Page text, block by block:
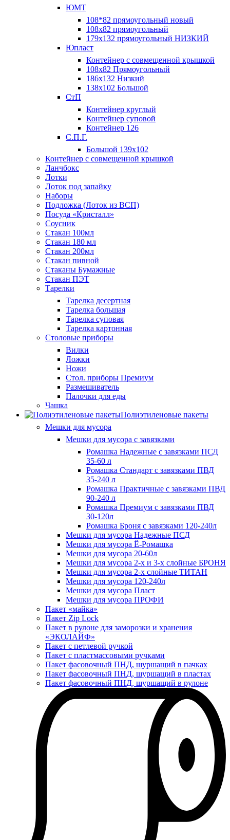
ЮМТ
108*82 прямоугольный новый
108х82 прямоугольный
179х132 прямоугольный НИЗКИЙ
Юпласт
Контейнер с совмещенной крышкой
108х82 Прямоугольный
186х132 Низкий
138х102 Большой
СтП
Контейнер круглый
Контейнер суповой
Контейнер 126
С.П.Г.
Большой 139х102
Контейнер с совмещенной крышкой
Ланчбокс
Лотки
Лоток под запайку
Наборы
Подложка (Лоток из ВСП)
Посуда «Кристалл»
Соусник
Стакан 100мл
Стакан 180 мл
Стакан 200мл
Стакан пивной
Стаканы Бумажные
Стакан ПЭТ
Тарелки
Тарелка десертная
Тарелка большая
Тарелка суповая
Тарелка картонная
Столовые приборы
Вилки
Ложки
Ножи
Стол. приборы Премиум
Размешиватель
Палочки для еды
Чашка
Полиэтиленовые пакеты
Мешки для мусора
Мешки для мусора с завязками
Ромашка Надежные с завязками ПСД
35-60 л
Ромашка Стандарт с завязками ПВД
35-240 л
Ромашка Практичные с завязками ПВД
90-240 л
Ромашка Премиум с завязками ПВД
30-120л
Ромашка Броня с завязками 120-240л
Мешки для мусора Надежные ПСД
Мешки для мусора Ё-Ромашка
Мешки для мусора 20-60л
Мешки для мусора 2-х и 3-х слойные БРОНЯ
Мешки для мусора 2-х слойные ТИТАН
Мешки для мусора 120-240л
Мешки для мусора Пласт
Мешки для мусора ПРОФИ
Пакет «майка»
Пакет Zip Lock
Пакет в рулоне для заморозки и хранения
«ЭКОЛАЙФ»
Пакет с петлевой ручкой
Пакет с пластмассовыми ручками
Пакет фасовочный ПНД, шуршащий в пачках
Пакет фасовочный ПНД, шуршащий в пластах
Пакет фасовочный ПНД, шуршащий в рулоне